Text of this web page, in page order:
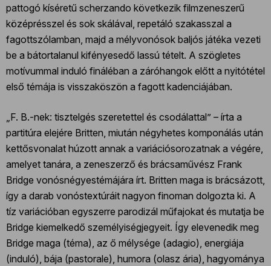
pattogó kíséretű scherzando következik filmzeneszerű
középrésszel és sok skálával, repetáló szakasszal a
fagottszólamban, majd a mélyvonósok baljós játéka vezeti
be a bátortalanul kifényesedő lassú tételt. A szögletes
motívummal induló fináléban a záróhangok előtt a nyitótétel
első témája is visszaköszön a fagott kadenciájában.
„F. B.-nek: tisztelgés szeretettel és csodálattal” – írta a
partitúra elejére Britten, miután négyhetes komponálás után
kettősvonalat húzott annak a variációsorozatnak a végére,
amelyet tanára, a zeneszerző és brácsaművész Frank
Bridge vonósnégyestémájára írt. Britten maga is brácsázott,
így a darab vonóstextúráit nagyon finoman dolgozta ki. A
tíz variációban egyszerre parodizál műfajokat és mutatja be
Bridge kiemelkedő személyiségjegyeit. Így elevenedik meg
Bridge maga (téma), az ő mélysége (adagio), energiája
(induló), bája (pastorale), humora (olasz ária), hagyománya